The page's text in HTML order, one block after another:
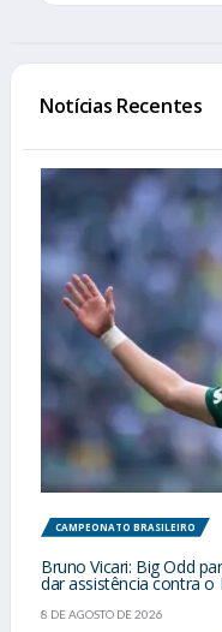
Notícias Recentes
CAMPEONATO BRASILEIRO
Bruno Vicari: Big Odd
dar assistência contra o
8 DE AGOSTO DE 2026